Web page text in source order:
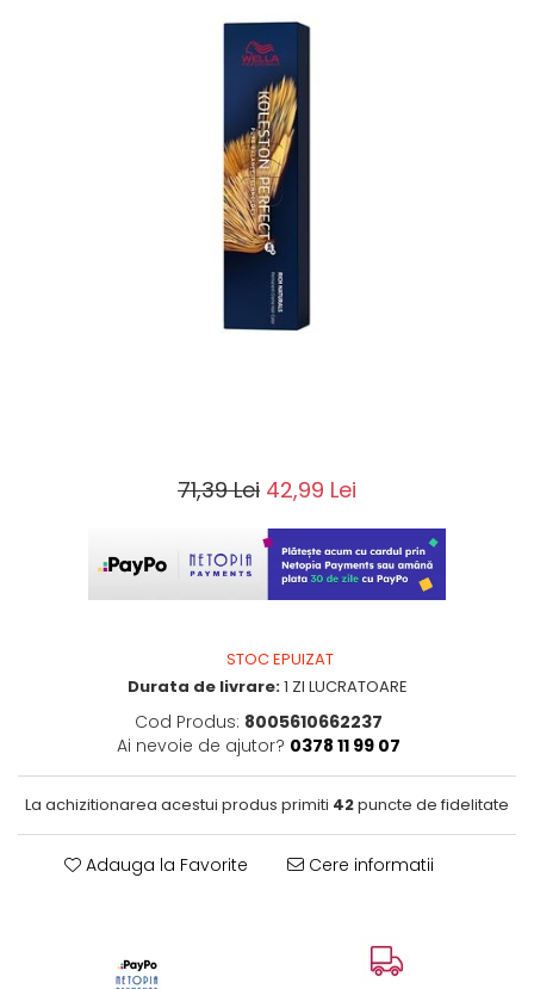
71,39 Lei 42,99 Lei
STOC EPUIZAT
Durata de livrare:1 ZI LUCRATOARE
Cod Produs: 8005610662237
Ai nevoie de ajutor? 0378 11 99 07
La achizitionarea acestui produs primiti 42puncte de fidelitate
Adauga la Favorite Cere informatii